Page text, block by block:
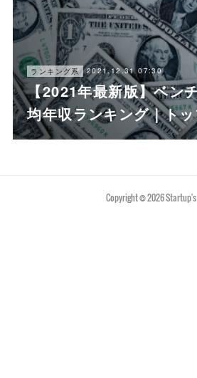
ランキング系 2021.12.31 07:30
【2021年最新版】ベン
均年収ランキング｜ト
Copyright ©2026